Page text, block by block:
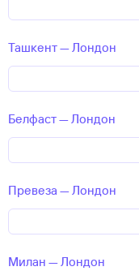
Ташкент — Лондон
Белфаст — Лондон
Превеза — Лондон
Милан — Лондон